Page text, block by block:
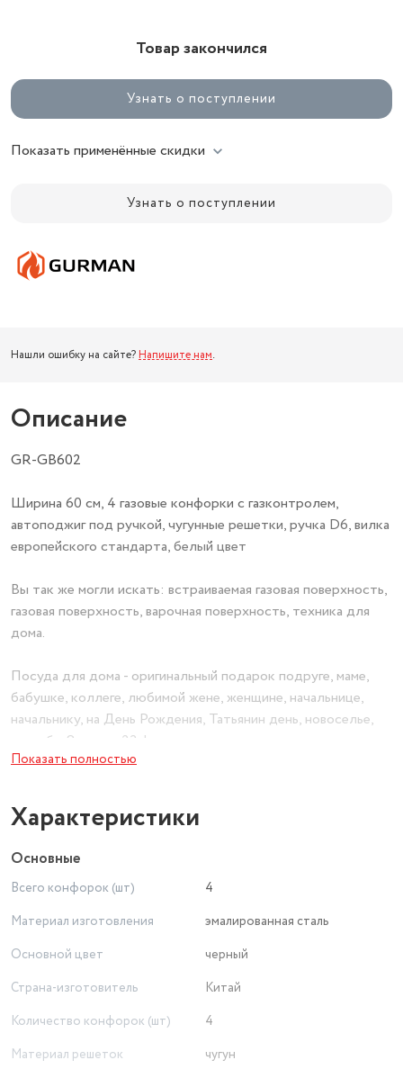
Товар закончился
Узнать о поступлении
Показать применённые скидки
Узнать о поступлении
Нашли ошибку на сайте? Напишите нам.
Описание
GR-GB602
Ширина 60 см, 4 газовые конфорки с газконтролем,
автоподжиг под ручкой, чугунные решетки, ручка D6, вилка
европейского стандарта, белый цвет
Вы так же могли искать: встраиваемая газовая поверхность,
газовая поверхность, варочная поверхность, техника для
дома.
Посуда для дома - оригинальный подарок подруге, маме,
бабушке, коллеге, любимой жене, женщине, начальнице,
начальнику, на День Рождения, Татьянин день, новоселье,
свадьбу, 8 марта, 23 февраля.
Показать полностью
Характеристики
Основные
Всего конфорок (шт)
4
Материал изготовления
эмалированная сталь
Основной цвет
черный
Страна-изготовитель
Китай
Количество конфорок (шт)
4
Материал решеток
чугун